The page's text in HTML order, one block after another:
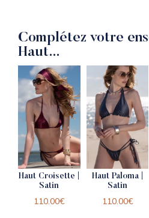
Complétez votre
Haut…
Haut Croisette |
Satin
110.00€
Haut Paloma |
Satin
110.00€